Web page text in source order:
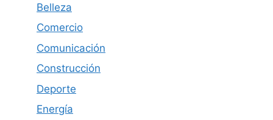
Belleza
Comercio
Comunicación
Construcción
Deporte
Energía